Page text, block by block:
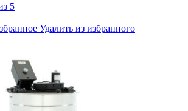
5
Удалить из избранного